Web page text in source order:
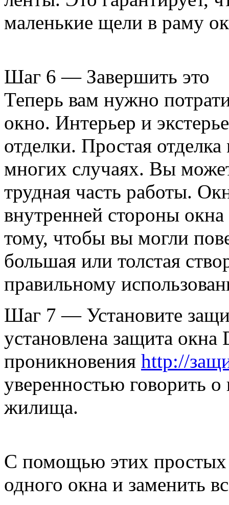
маленькие щели в раму
Шаг 6 — Завершить это
Теперь вам нужно
окно. Интерьер и
отделки. Простая
многих случаях. Вы
трудная часть работы.
внутренней стороны
тому, чтобы вы могли
большая или толстая
правильному
Шаг 7 — Установите
установлена защита окна
проникновения http://
уверенностью говорить
жилища.
С помощью этих простых
одного окна и заменить